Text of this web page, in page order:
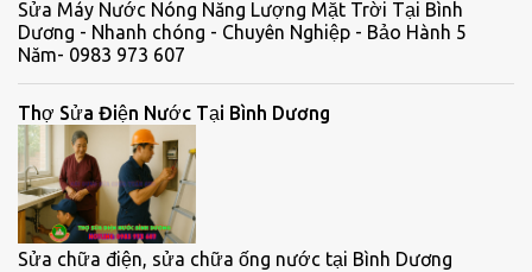
Sửa Máy Nước Nóng Năng Lượng Mặt Trời Tại Bình
Dương - Nhanh chóng - Chuyên Nghiệp - Bảo Hành 5
Năm- 0983 973 607
Thợ Sửa Điện Nước Tại Bình Dương
Sửa chữa điện, sửa chữa ống nước tại Bình Dương